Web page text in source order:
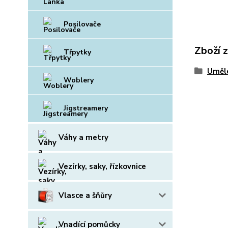
Posilovače
Třpytky
Woblery
Jigstreamery
Váhy a metry
Vezírky, saky, řízkovnice
Vlasce a šňůry
Vnadící pomůcky
Zboží